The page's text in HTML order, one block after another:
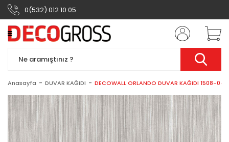
0(532) 012 10 05
Anasayfa DUVAR KAĞIDI DECOWALL ORLANDO DUVAR KAĞIDI 1508-04